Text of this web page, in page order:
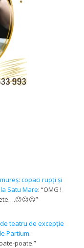
copaci rupți și
Satu Mare: “OMG !
”
teatru de excepție
Partium:
poate.”